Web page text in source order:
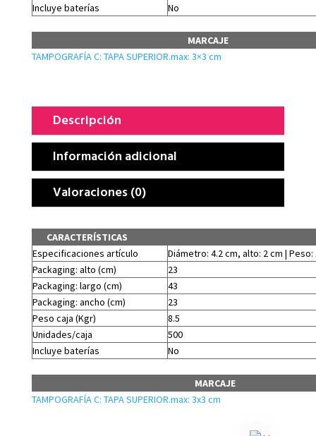
Incluye baterías
No
MARCAJE
TAMPOGRAFÍA C: TAPA SUPERIOR.max: 3×3 cm
Descripción
Información adicional
Valoraciones (0)
CARACTERÍSTICAS
Especificaciones artículo
Diámetro: 4.2 cm, alto: 2 cm | Peso:
Packaging: alto (cm)
23
Packaging: largo (cm)
43
Packaging: ancho (cm)
23
Peso caja (Kgr)
8.5
Unidades/caja
500
Incluye baterías
No
MARCAJE
TAMPOGRAFÍA C: TAPA SUPERIOR.max: 3x3 cm